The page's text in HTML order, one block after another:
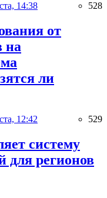
14:38 528
от
на
ли
12:42 529
систему
для регионов